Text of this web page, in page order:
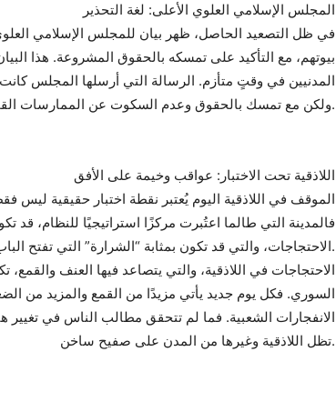
المجلس الإسلامي العلوي الأعلى: لغة التحذير
في ظل التصعيد الحاصل، ظهر بيان للمجلس الإسلامي
بيوتهم، مع التأكيد على تمسكه بالحقوق المشروعة. هذا
المدنيين في وقتٍ متأزم. الرسالة التي أرسلها المجلس
ولكن مع تمسك بالحقوق وعدم السكوت عن الممارسات القمعية التي يواجهها المدنيون.
اللاذقية تحت الاختبار: عواقب وخيمة على الأفق
الموقف في اللاذقية اليوم يُعتبر نقطة اختبار حقيقية ليس
فالمدينة التي طالما اعتُبرت مركزًا استراتيجيًا للنظام،
الاحتجاجات، والتي قد تكون بمثابة “الشرارة” التي تفتح الباب أمام تحولات أكبر في البلاد.
الاحتجاجات في اللاذقية، والتي يتصاعد فيها العنف
السوري. فكل يوم جديد يأتي مزيدًا من القمع والمزيد من
الانفجارات الشعبية. فما لم تتحقق مطالب الناس في تغيير
تظل اللاذقية وغيرها من المدن على صفيح ساخن.